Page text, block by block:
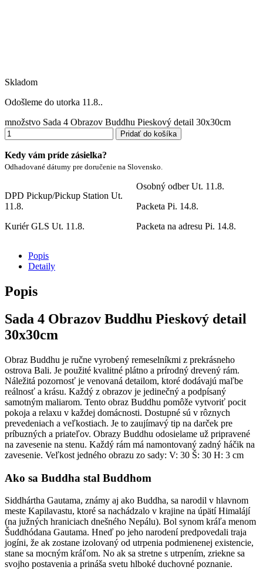
Skladom
Odošleme do utorka 11.8..
množstvo Sada 4 Obrazov Buddhu Pieskový detail 30x30cm
Pridať do košíka
Kedy vám príde zásielka?
Odhadované dátumy pre doručenie na Slovensko.
DPD Pickup/Pickup Station Ut.
11.8.
Kuriér GLS Ut. 11.8.
Osobný odber Ut. 11.8.
Packeta Pi. 14.8.
Packeta na adresu Pi. 14.8.
Popis
Detaily
Popis
Sada 4 Obrazov Buddhu Pieskový detail
30x30cm
Obraz Buddhu je ručne vyrobený remeselníkmi z prekrásneho
ostrova Bali. Je použité kvalitné plátno a prírodný drevený rám.
Náležitá pozornosť je venovaná detailom, ktoré dodávajú maľbe
reálnosť a krásu. Každý z obrazov je jedinečný a podpísaný
samotným maliarom. Tento obraz Buddhu pomôže vytvoriť pocit
pokoja a relaxu v každej domácnosti. Dostupné sú v rôznych
prevedeniach a veľkostiach. Je to zaujímavý tip na darček pre
príbuzných a priateľov. Obrazy Buddhu odosielame už pripravené
na zavesenie na stenu. Každý rám má namontovaný zadný háčik na
zavesenie. Veľkost jedného obrazu zo sady: V: 30 Š: 30 H: 3 cm
Ako sa Buddha stal Buddhom
Siddhártha Gautama, známy aj ako Buddha, sa narodil v hlavnom
meste Kapilavastu, ktoré sa nachádzalo v krajine na úpätí Himalájí
(na južných hraniciach dnešného Nepálu). Bol synom kráľa menom
Šuddhódana Gautama. Hneď po jeho narodení predpovedali traja
jogíni, že ak zostane izolovaný od utrpenia podmienenej existencie,
stane sa mocným kráľom. No ak sa stretne s utrpením, zriekne sa
svojho postavenia a prináša svetu hlboké duchovné poznanie.